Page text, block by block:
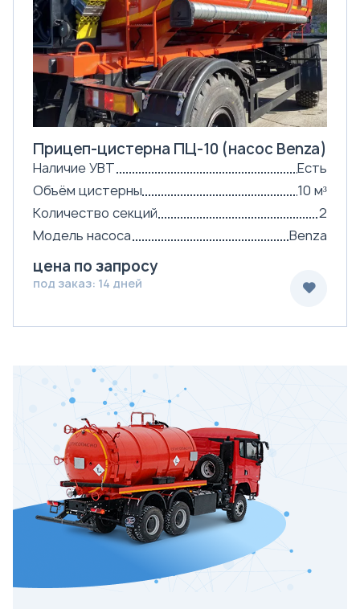
Прицеп-цистерна ПЦ-10 (насос Benza)
Наличие УВТ
Есть
Объём цистерны
10 м³
Количество секций
2
Модель насоса
Benza
цена по запросу
под заказ: 14 дней